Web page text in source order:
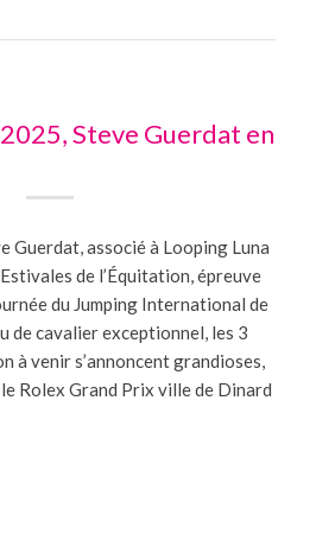
2025, Steve Guerdat en
Guerdat, associé à Looping Luna
de l’Équitation, épreuve
du Jumping International de
de cavalier exceptionnel, les 3
à venir s’annoncent grandioses,
Rolex Grand Prix ville de Dinard